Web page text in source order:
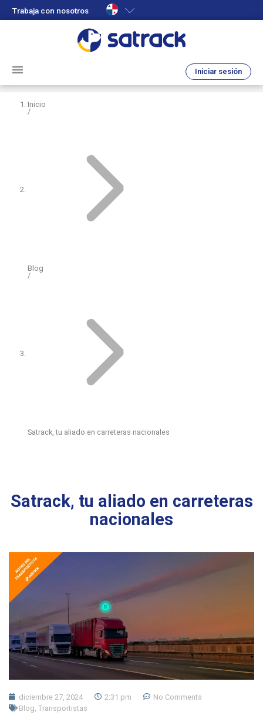
Trabaja con nosotros
Iniciar sesión
Inicio
Blog
Satrack, tu aliado en carreteras nacionales
Satrack, tu aliado en carreteras
nacionales
diciembre 27, 2024 2:31 pm
No Comments
Blog Transportistas